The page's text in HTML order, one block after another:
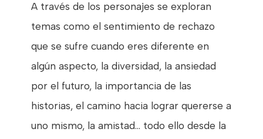
A través de los personajes se exploran
temas como el sentimiento de rechazo
que se sufre cuando eres diferente en
algún aspecto, la diversidad, la ansiedad
por el futuro, la importancia de las
historias, el camino hacia lograr quererse a
uno mismo, la amistad… todo ello desde la